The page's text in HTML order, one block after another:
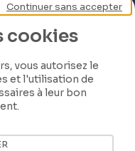
cookies
vous autorisez le
et l'utilisation de
à leur bon
Continuer sans accepter